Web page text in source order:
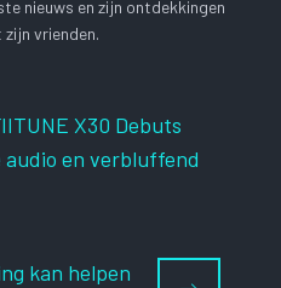
nieuws en zijn ontdekkingen
zijn vrienden.
X30 Debuts
en verbluffend
kan helpen